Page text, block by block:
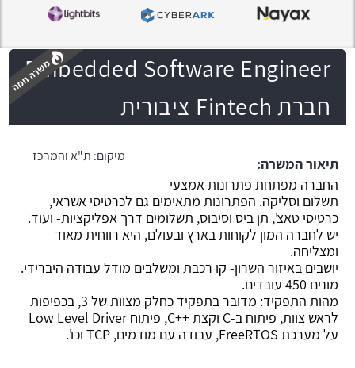
Embedded Software Engineer
חברת Fintech ציבורית
מיקום: ת"א והמרכז
תיאור המשרה:
החברה מפתחת פתרונות אמצעי
תשלום וסליקה. הפתרונות מתאימים גם לכרטיסי אשראי,
כרטיסי טאצ', תן ביס וסיבוס, תשלומים דרך אפליקציות- ועוד.
יש לחברה המון לקוחות בארץ ובעולם, היא רווחית מאוד
ומצליחה.
יושבים באיזור השרון- קו רכבת ומשלבים מודל עבודה היברידי.
מונים 450 עובדים.
מהות התפקיד: מדובר בתפקיד כחלק מצוות של 3, בכפיפות
לראש צוות, פיתוח ב-C וקצת ++C, פיתוח Low Level Driver
על מערכת FreeRTOS, עבודה עם מודמים, TCP וכו'.